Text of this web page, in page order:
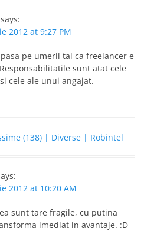
says:
2012 at 9:27 PM
pe umerii tai ca freelancer e
sunt atat cele
cele ale unui angajat.
(138) | Diverse | Robintel
2012 at 10:20 AM
sunt tare fragile, cu putina
imediat in avantaje. :D